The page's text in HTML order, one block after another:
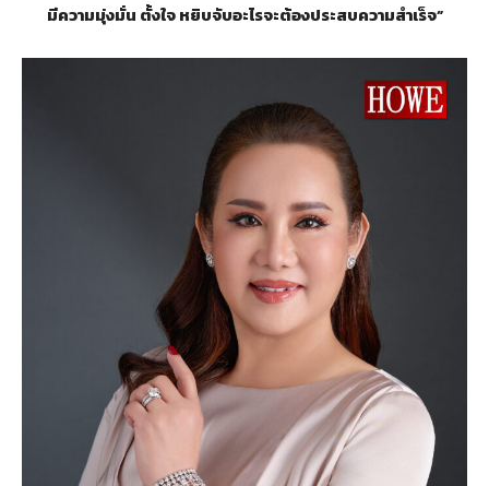
มีความมุ่งมั่น ตั้งใจ หยิบจับอะไรจะต้องประสบความสำเร็จ”